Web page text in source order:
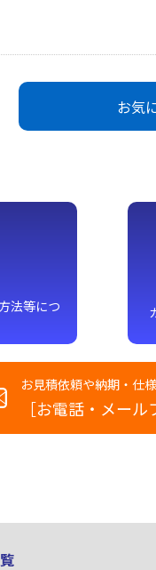
お気
法等につ
お見積依頼や納期・仕
［お電話・メール